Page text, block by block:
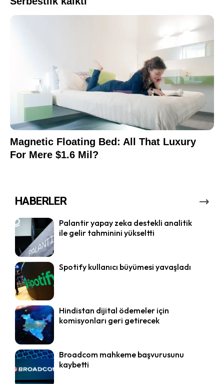
HABERLER
Palantir yapay zeka destekli analitik
ile gelir tahminini yükseltti
Spotify kullanıcı büyümesi yavaşladı
Hindistan dijital ödemeler için
komisyonları geri getirecek
Broadcom mahkeme başvurusunu
kaybetti